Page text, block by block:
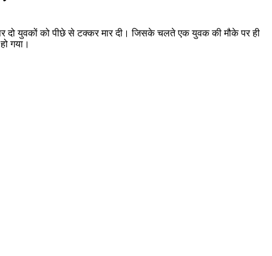
दो युवकों को पीछे से टक्कर मार दी। जिसके चलते एक युवक की मौके पर ही
गया।